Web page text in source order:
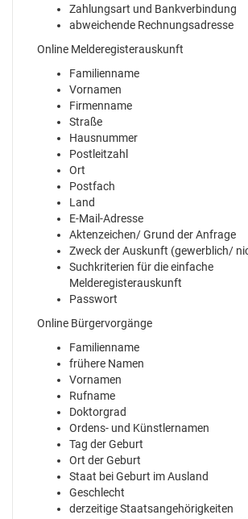
Zahlungsart und Bankverbindung
abweichende Rechnungsadresse
Online Melderegisterauskunft
Familienname
Vornamen
Firmenname
Straße
Hausnummer
Postleitzahl
Ort
Postfach
Land
E-Mail-Adresse
Aktenzeichen/ Grund der Anfrage
Zweck der Auskunft (gewerblich/
Suchkriterien für die einfache
Melderegisterauskunft
Passwort
Online Bürgervorgänge
Familienname
frühere Namen
Vornamen
Rufname
Doktorgrad
Ordens- und Künstlernamen
Tag der Geburt
Ort der Geburt
Staat bei Geburt im Ausland
Geschlecht
derzeitige Staatsangehörigkeiten